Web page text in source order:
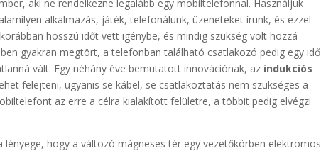
aki ne rendelkezne legalább egy mobiltelefonnal. Használjuk
alkalmazás, játék, telefonálunk, üzeneteket írunk, és ezzel
hosszú időt vett igénybe, és mindig szükség volt hozzá
gyakran megtört, a telefonban található csatlakozó pedig egy idő
vált. Egy néhány éve bemutatott innovációnak, az indukciós
felejteni, ugyanis se kábel, se csatlakoztatás nem szükséges a
az erre a célra kialakított felületre, a többit pedig elvégzi
hogy a változó mágneses tér egy vezetőkörben elektromos